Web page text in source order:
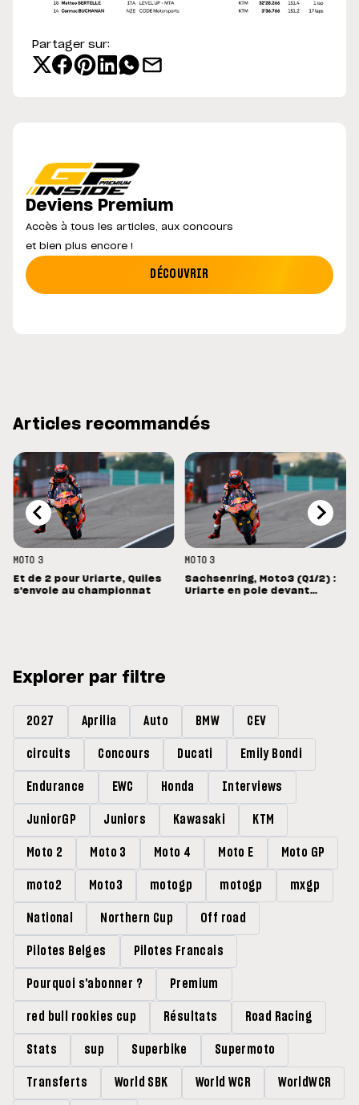
Partager sur:
Deviens Premium
Accès à tous les articles, aux concours
et bien plus encore !
DÉCOUVRIR
Articles recommandés
MOTO 3
Et de 2 pour Uriarte, Quiles
s'envole au championnat
MOTO 3
Sachsenring, Moto3 (Q1/2) :
Uriarte en pole devant
Explorer par filtre
2027 Aprilia Auto BMW CEV
circuits Concours Ducati Emily Bondi
Endurance EWC Honda Interviews
JuniorGP Juniors Kawasaki KTM
Moto 2 Moto 3 Moto 4 Moto E Moto GP
moto2 Moto3 motogp motogp mxgp
National Northern Cup Off road
Pilotes Belges Pilotes Francais
Pourquoi s'abonner ? Premium
red bull rookies cup Résultats Road Racing
Stats sup Superbike Supermoto
Transferts World SBK World WCR WorldWCR